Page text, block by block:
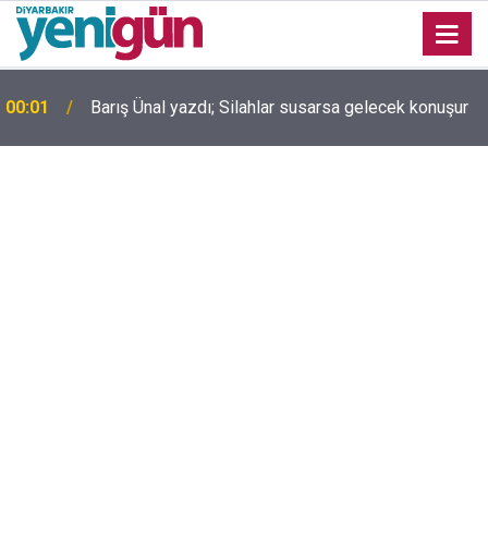
00:01 Barış Ünal yazdı; Silahlar susarsa gelecek konuşur